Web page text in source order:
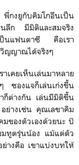
พี่กงยูกับคิมโกอึนเป็น
ลึก มีมิติและสมจริง
เป็นแฟนตาซี คือเรา
ญญาณได้จริงๆ
เคยเห็นเล่นมาหลาย
ซองแจก็เล่นเก่งขึ้น
ก็ต่างกัน เล่นมีมิติขึ้น
ย่างเช่น คุณเลขาคิม
ของตัวเองด้วยนะ ป๊
ทูตรุ่นน้อง แม้แต่ตัว
ย่างคือ เขาแบ่งบทให้